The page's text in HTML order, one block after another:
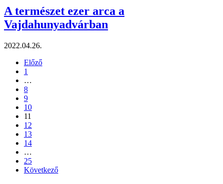
A természet ezer arca a
Vajdahunyadvárban
2022.04.26.
Előző
1
…
8
9
10
11
12
13
14
…
25
Következő